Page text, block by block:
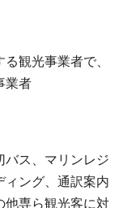
観光事業者で、
業者
バス、マリンレジ
ィング、通訳案内
他専ら観光客に対